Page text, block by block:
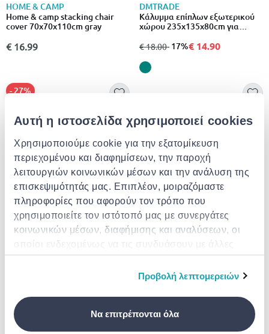
Αυτή η ιστοσελίδα χρησιμοποιεί cookies
Χρησιμοποιούμε cookie για την εξατομίκευση
περιεχομένου και διαφημίσεων, την παροχή
λειτουργιών κοινωνικών μέσων και την ανάλυση της
επισκεψιμότητάς μας. Επιπλέον, μοιραζόμαστε
πληροφορίες που αφορούν τον τρόπο που
χρησιμοποιείτε τον ιστότοπό μας με συνεργάτες
κοινωνικών μέσων, διαφήμισης και αναλύσεων, οι
οποίοι ενδεχομένως να τις συνδυάσουν με άλλες
πληροφορίες που τους έχετε παραχωρήσει ή τις
οποίες έχουν συλλέξει σε σχέση με την από μέρους
Προβολή λεπτομερειών
Να επιτρέπονται όλα
HOME & CAMP
Home & camp stacking chair
cover 70x70x110cm gray
€ 16.99
DMTRADE
Κάλυμμα επίπλων εξωτερικού
χώρου 235x135x80cm για
πράσινο
από
€ 18.00σε
- 17%€ 14.90
DMTRADE
Υψηλής ποιότητας μουσαμάς
90g/m2 2 x 3m πράσινο
από
€ 26.00σε
- 27%
- 27%€ 18.90
JADEVER
Jadever πολυχρηστικό
αδιάβροχο βαρύ κάλυμμα
επένδυση & αλουμινένιους
€ 6.00
- 5%